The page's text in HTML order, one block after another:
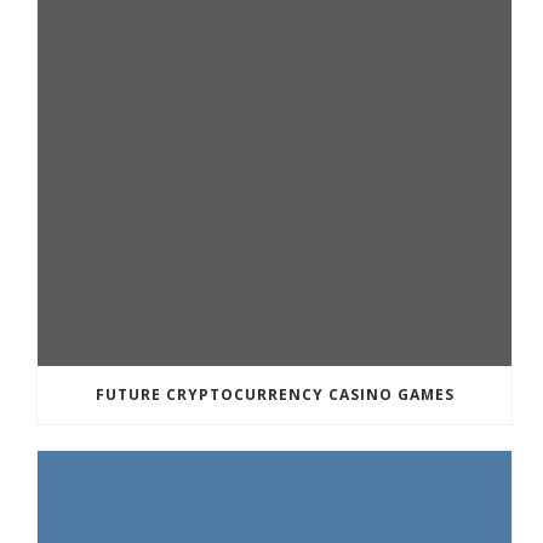
FUTURE CRYPTOCURRENCY CASINO GAMES